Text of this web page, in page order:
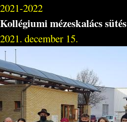
2021-2022
Kollégiumi mézeskalács sütés
2021. december 15.